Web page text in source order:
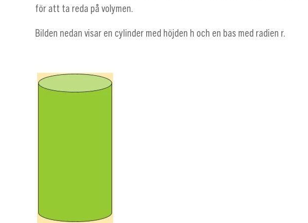
för att ta reda på volymen.
Bilden nedan visar en cylinder med höjden h och en bas med radien r.